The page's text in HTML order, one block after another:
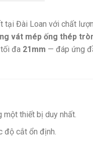
tại Đài Loan với chất
vát mép ống thép
đa 21mm — đáp ứng
thiết bị duy nhất.
độ cắt ổn định.